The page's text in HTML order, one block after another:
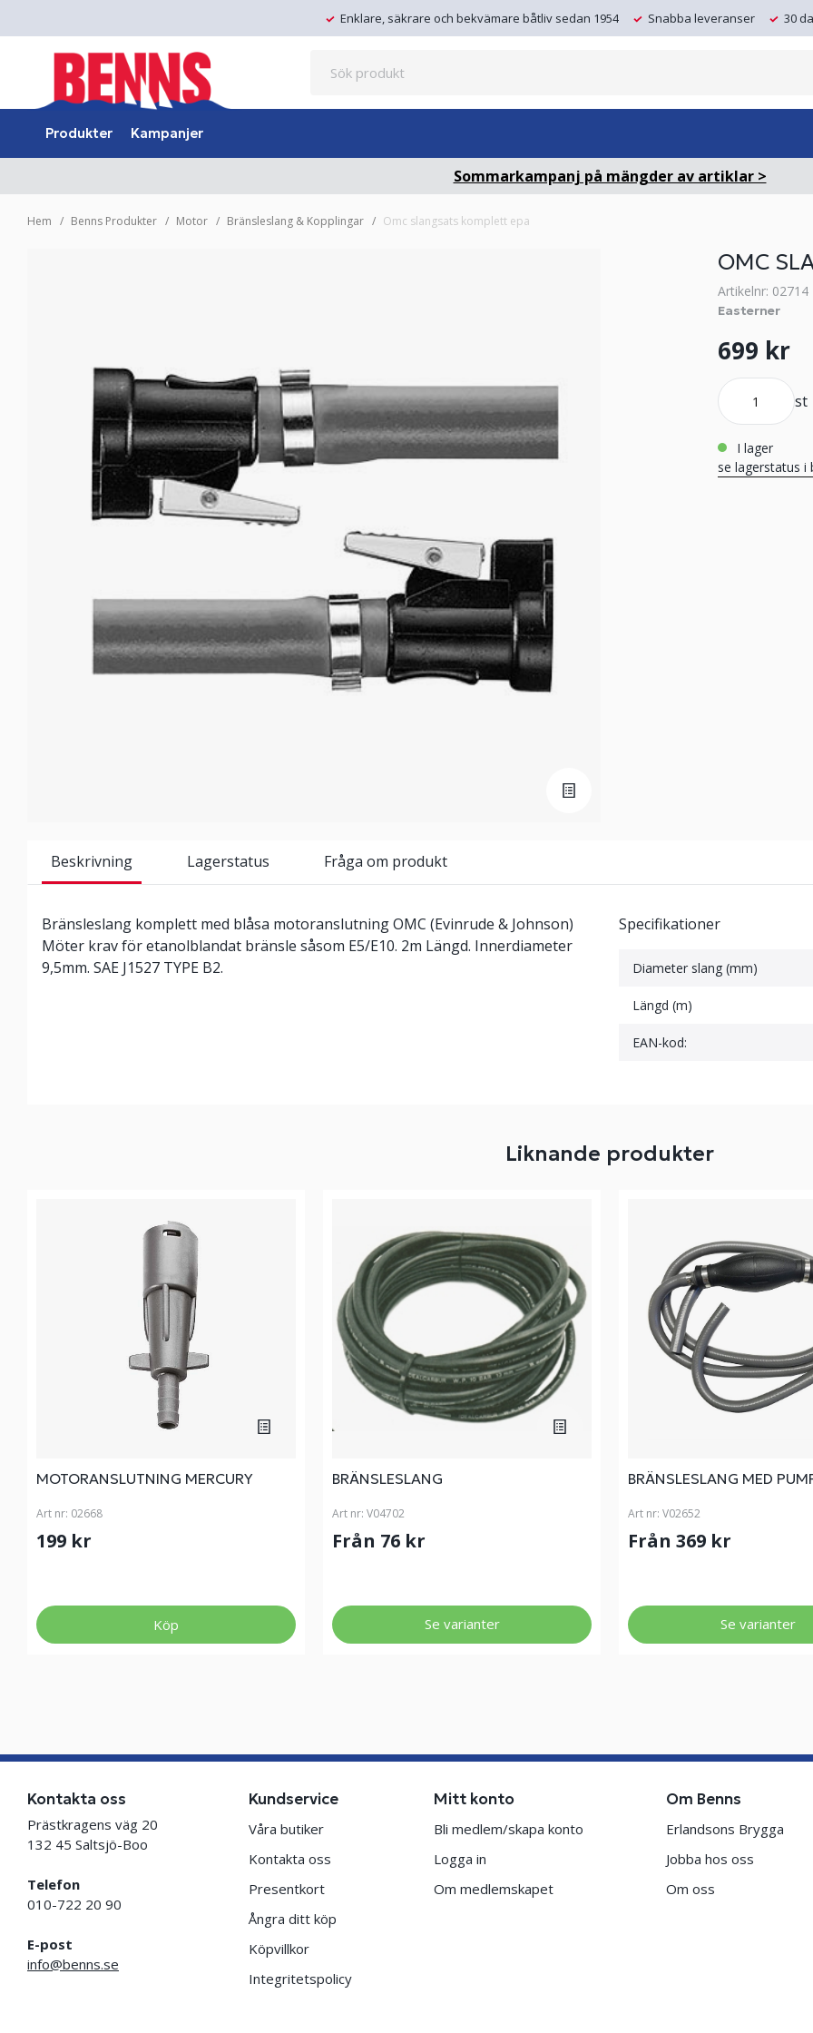
Enklare, säkrare och bekvämare båtliv sedan 1954 Snabba leveranser 30
Produkter Kampanjer
Sommarkampanj på mängder av artiklar >
Hem Benns Produkter Motor Bränsleslang & Kopplingar Omc slangsats komplett epa
OMC
Artikelnr: 02714
Easterner
699 kr
st
i lager
se lagerstatus i
Beskrivning Lagerstatus Fråga om produkt
Bränsleslang komplett med blåsa motoranslutning OMC (Evinrude & Johnson)
Möter krav för etanolblandat bränsle såsom E5/E10. 2m Längd. Innerdiameter
9,5mm. SAE J1527 TYPE B2.
Specifikationer
Diameter slang (mm)
Längd (m)
EAN-kod:
Liknande produkter
MOTORANSLUTNING MERCURY
Art nr: 02668
199 kr
Köp
BRÄNSLESLANG
Art nr: V04702
Från 76 kr
Se varianter
BRÄNSLESLANG MED
Art nr: V02652
Från 369 kr
Se varianter
Kontakta oss
Prästkragens väg 20
132 45 Saltsjö-Boo
Telefon
010-722 20 90
E-post
info@benns.se
Kundservice
Våra butiker
Kontakta oss
Presentkort
Ångra ditt köp
Köpvillkor
Integritetspolicy
Mitt konto
Bli medlem/skapa konto
Logga in
Om medlemskapet
Om Benns
Erlandsons Brygga
Jobba hos oss
Om oss